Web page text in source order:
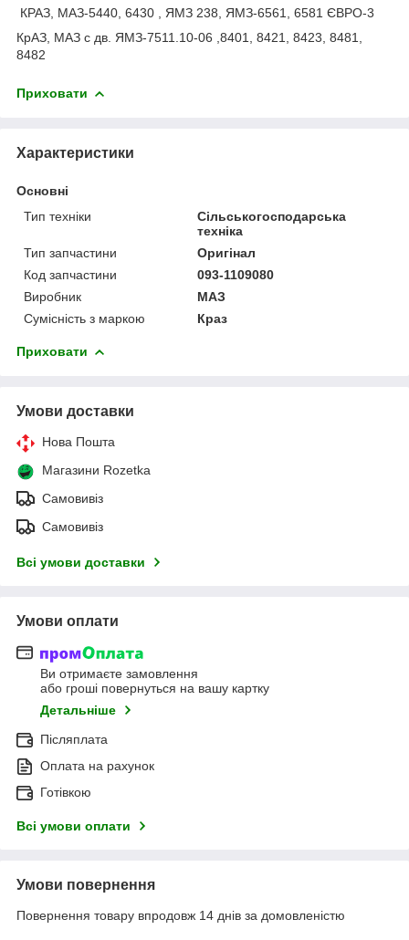
КРАЗ, МАЗ-5440, 6430 , ЯМЗ 238, ЯМЗ-6561, 6581 ЄВРО-3
КрАЗ, МАЗ с дв. ЯМЗ-7511.10-06 ,8401, 8421, 8423, 8481,
8482
Приховати
Характеристики
Основні
Тип техніки
Сільськогосподарська
техніка
Тип запчастини
Оригінал
Код запчастини
093-1109080
Виробник
МАЗ
Сумісність з маркою
Краз
Приховати
Умови доставки
Нова Пошта
Магазини Rozetka
Самовивіз
Самовивіз
Всі умови доставки
Умови оплати
Ви отримаєте замовлення
або гроші повернуться на вашу картку
Детальніше
Післяплата
Оплата на рахунок
Готівкою
Всі умови оплати
Умови повернення
Повернення товару впродовж 14 днів за домовленістю